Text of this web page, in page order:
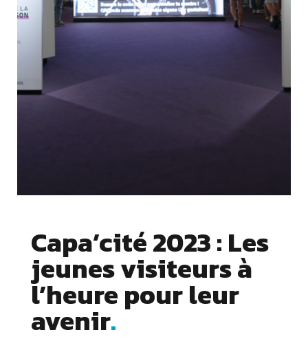
Capa’cité 2023 : Les
jeunes visiteurs à
l’heure pour leur
avenir